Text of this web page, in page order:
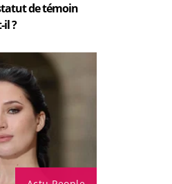
de témoin
il ?